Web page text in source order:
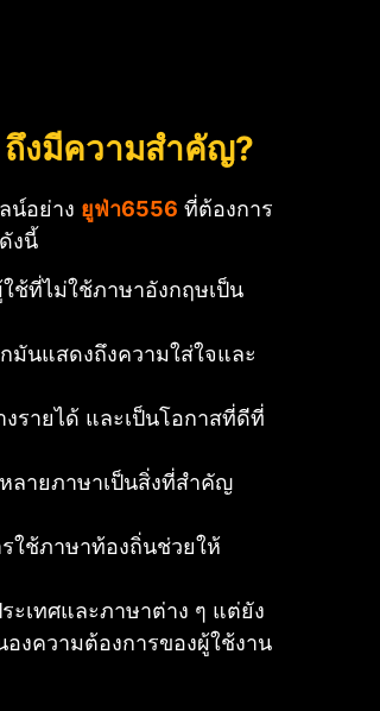
ถึงมีความสำคัญ?
น์อย่าง ยูฟ่า6556 ที่ต้องการ
งนี้
ช้ที่ไม่ใช้ภาษาอังกฤษเป็น
มันแสดงถึงความใส่ใจและ
รายได้ และเป็นโอกาสที่ดีที่
ลายภาษาเป็นสิ่งที่สำคัญ
ใช้ภาษาท้องถิ่นช่วยให้
ะเทศและภาษาต่าง ๆ แต่ยัง
งความต้องการของผู้ใช้งาน